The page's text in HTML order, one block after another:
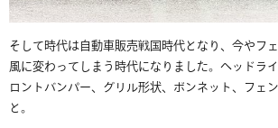
そして時代は自動車販売戦国時代となり、今やフ
風に変わってしまう時代になりました。ヘッドラ
ロントバンパー、グリル形状、ボンネット、フェ
と。